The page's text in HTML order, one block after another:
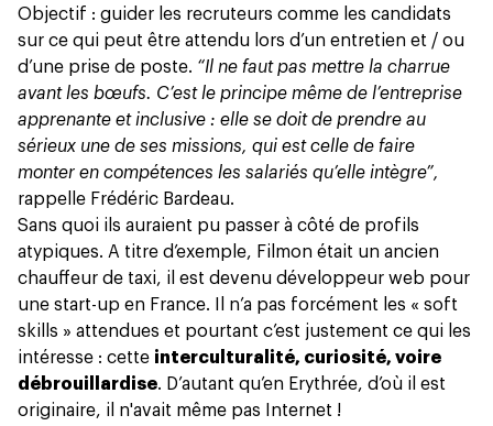
Objectif : guider les recruteurs comme les candidats
sur ce qui peut être attendu lors d’un entretien et / ou
d’une prise de poste. “Il ne faut pas mettre la charrue
avant les bœufs. C’est le principe même de l’entreprise
apprenante et inclusive : elle se doit de prendre au
sérieux une de ses missions, qui est celle de faire
monter en compétences les salariés qu’elle intègre”,
rappelle Frédéric Bardeau.
Sans quoi ils auraient pu passer à côté de profils
atypiques. A titre d’exemple, Filmon était un ancien
chauffeur de taxi, il est devenu développeur web pour
une start-up en France. Il n’a pas forcément les « soft
skills » attendues et pourtant c’est justement ce qui les
intéresse : cette interculturalité, curiosité, voire
débrouillardise. D’autant qu’en Erythrée, d’où il est
originaire, il n'avait même pas Internet !